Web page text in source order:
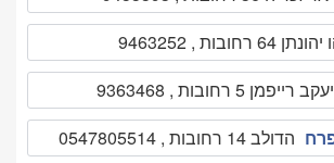
רחובות , 9463252
יעקב רייפמן 5 רחובות , 9363468
הדולב 14 רחובות , 0547805514